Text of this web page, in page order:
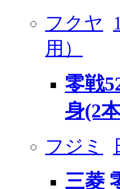
フクヤ
用）
零戦
身(2
フジミ
三菱